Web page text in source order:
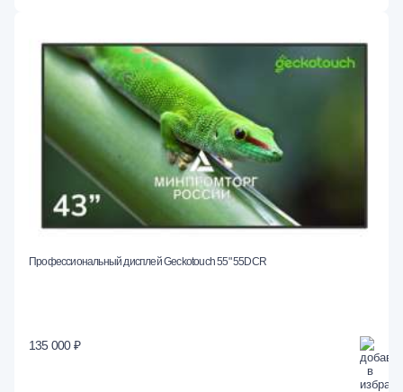
Профессиональный дисплей Geckotouch 55" 55DCR
135 000 ₽